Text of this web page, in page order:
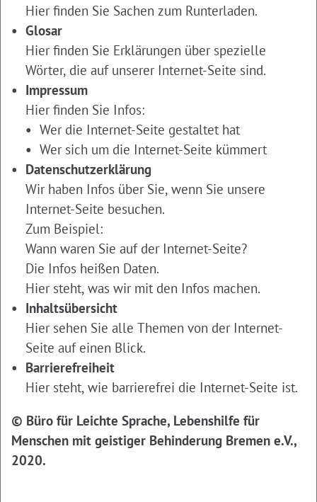
Hier finden Sie Sachen zum Runterladen.
Glosar
Hier finden Sie Erklärungen über spezielle
Wörter, die auf unserer Internet-Seite sind.
Impressum
Hier finden Sie Infos:
Wer die Internet-Seite gestaltet hat
Wer sich um die Internet-Seite kümmert
Datenschutzerklärung
Wir haben Infos über Sie, wenn Sie unsere
Internet-Seite besuchen.
Zum Beispiel:
Wann waren Sie auf der Internet-Seite?
Die Infos heißen Daten.
Hier steht, was wir mit den Infos machen.
Inhaltsübersicht
Hier sehen Sie alle Themen von der Internet-
Seite auf einen Blick.
Barrierefreiheit
Hier steht, wie barrierefrei die Internet-Seite ist.
© Büro für Leichte Sprache, Lebenshilfe für
Menschen mit geistiger Behinderung Bremen e.V.,
2020.